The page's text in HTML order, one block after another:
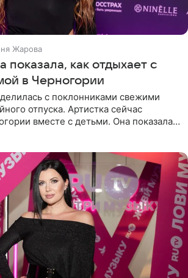
Жарова
как отдыхает с
в Черногории
с поклонниками свежими
отпуска. Артистка сейчас
вместе с детьми. Она показала,